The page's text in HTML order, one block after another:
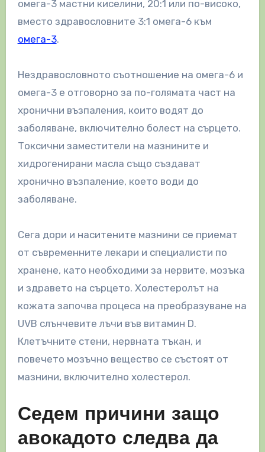
омега-3 мастни киселини, 20:1 или по-високо,
вместо здравословните 3:1 омега-6 към
омега-3.
Нездравословното съотношение на омега-6 и
омега-3 е отговорно за по-голямата част на
хронични възпаления, които водят до
заболяване, включително болест на сърцето.
Токсични заместители на мазнините и
хидрогенирани масла също създават
хронично възпаление, което води до
заболяване.
Сега дори и наситените мазнини се приемат
от съвременните лекари и специалисти по
хранене, като необходими за нервите, мозъка
и здравето на сърцето. Холестеролът на
кожата започва процеса на преобразуване на
UVB слънчевите лъчи във витамин D.
Клетъчните стени, нервната тъкан, и
повечето мозъчно вещество се състоят от
мазнини, включително холестерол.
Седем причини защо
авокадото следва да